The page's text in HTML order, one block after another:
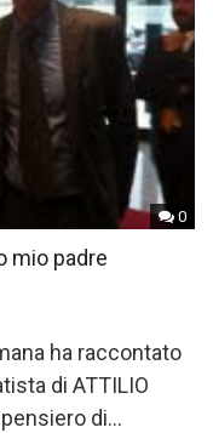
0
mio padre
ha raccontato
di ATTILIO
pensiero di…